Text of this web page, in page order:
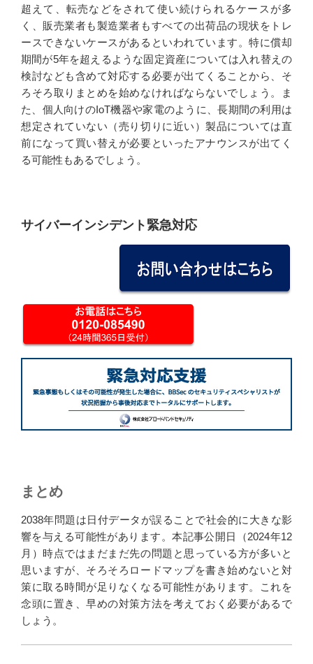
超えて、転売などをされて使い続けられるケースが多
く、販売業者も製造業者もすべての出荷品の現状をトレ
ースできないケースがあるといわれています。特に償却
期間が5年を超えるような固定資産については入れ替えの
検討なども含めて対応する必要が出てくることから、そ
ろそろ取りまとめを始めなければならないでしょう。ま
た、個人向けのIoT機器や家電のように、長期間の利用は
想定されていない（売り切りに近い）製品については直
前になって買い替えが必要といったアナウンスが出てく
る可能性もあるでしょう。
サイバーインシデント緊急対応
まとめ
2038年問題は日付データが誤ることで社会的に大きな影
響を与える可能性があります。本記事公開日（2024年12
月）時点ではまだまだ先の問題と思っている方が多いと
思いますが、そろそろロードマップを書き始めないと対
策に取る時間が足りなくなる可能性があります。これを
念頭に置き、早めの対策方法を考えておく必要があるで
しょう。